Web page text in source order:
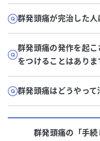
群発頭痛が完治した人
群発頭痛の発作を起
をつけることはありま
群発頭痛はどうやって
群発頭痛の「手続